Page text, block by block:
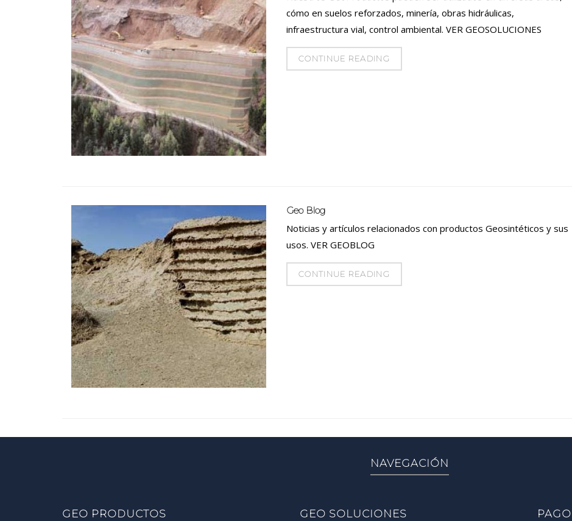
cómo en suelos reforzados, minería, obras hidráulicas,
infraestructura vial, control ambiental. VER GEOSOLUCIONES
CONTINUE READING
Geo Blog
Noticias y artículos relacionados con productos Geosintéticos y sus
usos. VER GEOBLOG
CONTINUE READING
NAVEGACIÓN
GEO PRODUCTOS GEO SOLUCIONES